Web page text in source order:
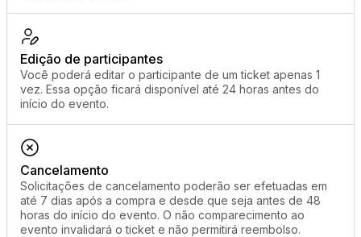
Edição de participantes
Você poderá editar o participante de um ticket apenas 1
vez. Essa opção ficará disponível até 24 horas antes do
início do evento.
Cancelamento
Solicitações de cancelamento poderão ser efetuadas em
até 7 dias após a compra e desde que seja antes de 48
horas do início do evento. O não comparecimento ao
evento invalidará o ticket e não permitirá reembolso.